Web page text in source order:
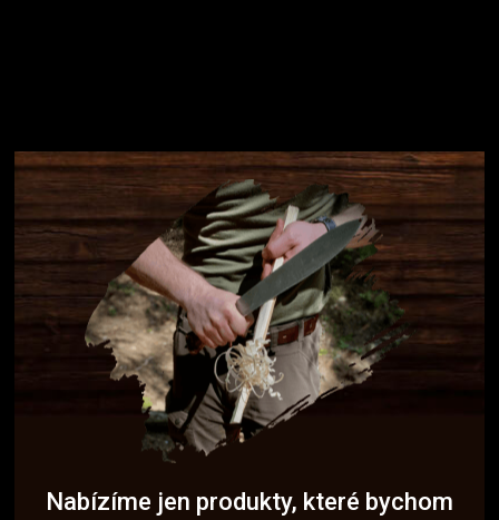
Nabízíme jen produkty, které bychom